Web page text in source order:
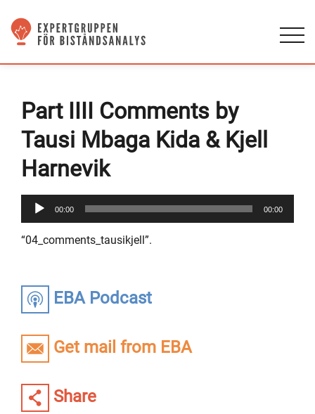
EBA Podcast
Get mail from EBA
Share
Part IIII Comments by
Tausi Mbaga Kida & Kjell
Harnevik
Audio
Player
00:00 00:00
“04_comments_tausikjell”.